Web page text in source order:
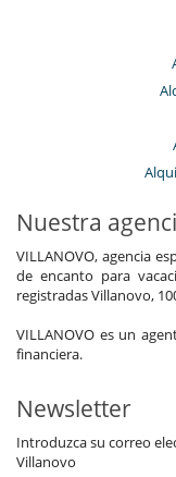
Nuestra
VILLANOVO, agencia
de encanto para
registradas Villanovo,
VILLANOVO es un
financiera.
Newsletter
Introduzca su correo
Villanovo